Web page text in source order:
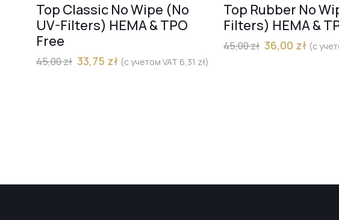
Top Classic No Wipe (No
UV-Filters) HEMA & TPO
Free
45,00zł 33,75 zł (с учетом VAT 6,31 zł)
Top Rubber No
Filters) HEMA &
45,00zł 36,00 zł (с